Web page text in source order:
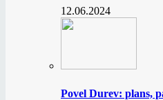
12.06.2024
Povel Durev: plans,